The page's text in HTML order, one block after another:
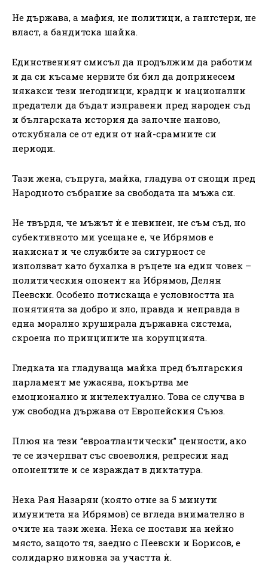
Не държава, а мафия, не политици, а гангстери, не
власт, а бандитска шайка.
Единственият смисъл да продължим да работим
и да си късаме нервите би бил да допринесем
някакси тези негодници, крадци и национални
предатели да бъдат изправени пред народен съд
и българската история да започне наново,
отскубнала се от един от най-срамните си
периоди.
Тази жена, съпруга, майка, гладува от снощи пред
Народното събрание за свободата на мъжа си.
Не твърдя, че мъжът ѝ е невинен, не съм съд, но
субективното ми усещане е, че Ибрямов е
накиснат и че службите за сигурност се
използват като бухалка в ръцете на един човек –
политическия опонент на Ибрямов, Делян
Пеевски. Особено потискаща е условността на
понятията за добро и зло, правда и неправда в
една морално круширала държавна система,
скроена по принципите на корупцията.
Гледката на гладуваща майка пред българския
парламент ме ужасява, покъртва ме
емоционално и интелектуално. Това се случва в
уж свободна държава от Европейския Съюз.
Плюя на тези “евроатлантически” ценности, ако
те се изчерпват със своеволия, репресии над
опонентите и се израждат в диктатура.
Нека Рая Назарян (която отне за 5 минути
имунитета на Ибрямов) се вгледа внимателно в
очите на тази жена. Нека се постави на нейно
място, защото тя, заедно с Пеевски и Борисов, е
солидарно виновна за участта ѝ.